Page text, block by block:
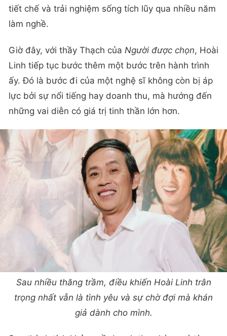
tiết chế và trải nghiệm sống tích lũy qua nhiều năm
làm nghề.
Giờ đây, với thầy Thạch của Người được chọn, Hoài
Linh tiếp tục bước thêm một bước trên hành trình
ấy. Đó là bước đi của một nghệ sĩ không còn bị áp
lực bởi sự nổi tiếng hay doanh thu, mà hướng đến
những vai diễn có giá trị tinh thần lớn hơn.
Sau nhiều thăng trầm, điều khiến Hoài Linh trân
trọng nhất vẫn là tình yêu và sự chờ đợi mà khán
giả dành cho mình.